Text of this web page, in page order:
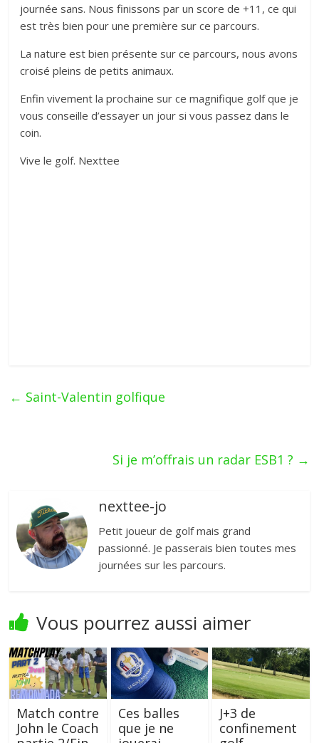
journée sans. Nous finissons par un score de +11, ce qui
est très bien pour une première sur ce parcours.
La nature est bien présente sur ce parcours, nous avons
croisé pleins de petits animaux.
Enfin vivement la prochaine sur ce magnifique golf que je
vous conseille d’essayer un jour si vous passez dans le
coin.
Vive le golf. Nexttee
← Saint-Valentin golfique
Si je m’offrais un radar ESB1 ? →
nexttee-jo
Petit joueur de golf mais grand
passionné. Je passerais bien toutes mes
journées sur les parcours.
Vous pourrez aussi aimer
Match contre
John le Coach
Ces balles
que je ne
J+3 de
confinement